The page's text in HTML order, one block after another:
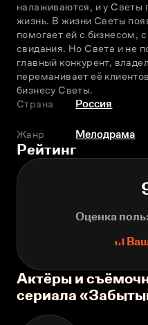
налаживаются, и у Светы
жизнь. В жизни Светы
помогает ей с бизнесом,
свидания. Но Света и не
главный конкурент,
переманивает её
бизнесу Светы.
Страна
Россия
Жанр Мелодрама
Рейтинг
Оценка
Актёры и
сериала